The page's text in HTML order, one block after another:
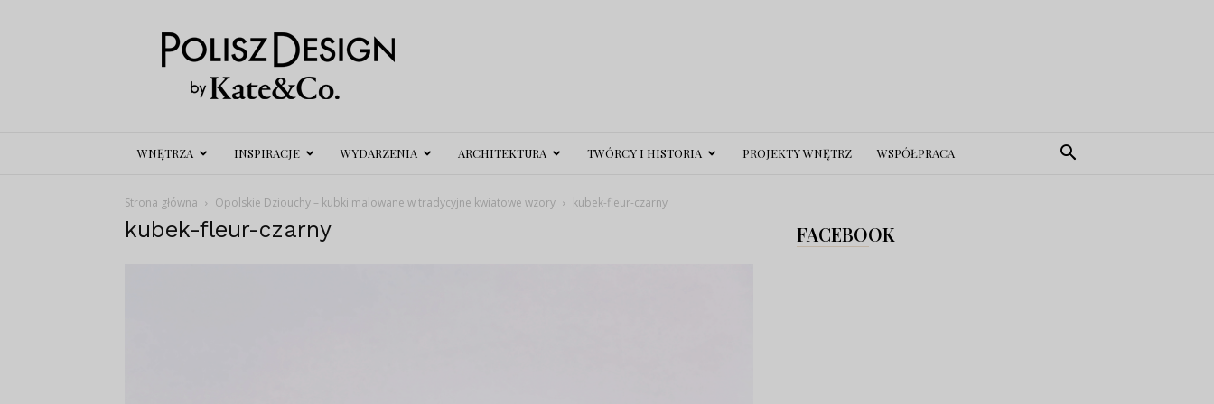
Polisz
Design
WNĘTRZA INSPIRACJE WYDARZENIA ARCHITEKTURA TWÓRCY I HISTORIA PROJEKTY WNĘTRZ WSPÓŁPRACA
Strona główna Opolskie Dziouchy – kubki malowane w tradycyjne kwiatowe wzory kubek-fleur-czarny
kubek-fleur-czarny FACEBOOK